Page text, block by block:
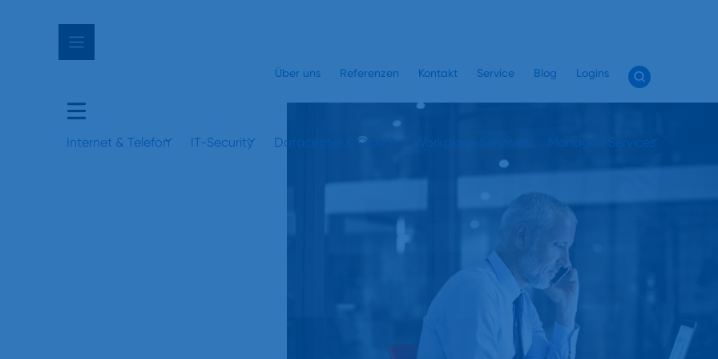
Über uns Referenzen Kontakt Service Blog Logins
Internet & Telefon IT-Security Datacenter & Cloud Workplace Services Managed Services